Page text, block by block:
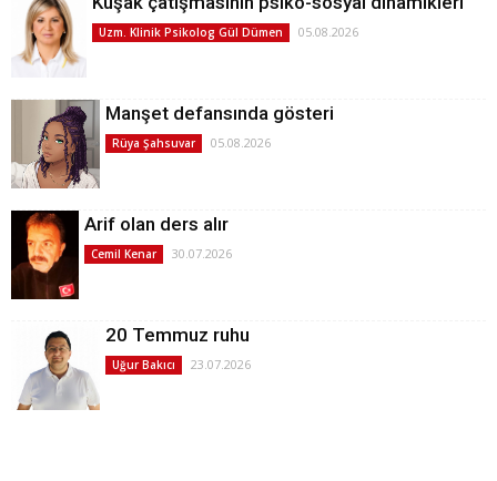
Uzm. Klinik Psikolog Gül Dümen 05.08.2026
Manşet defansında gösteri
Rüya Şahsuvar 05.08.2026
Arif olan ders alır
Cemil Kenar 30.07.2026
20 Temmuz ruhu
Uğur Bakıcı 23.07.2026